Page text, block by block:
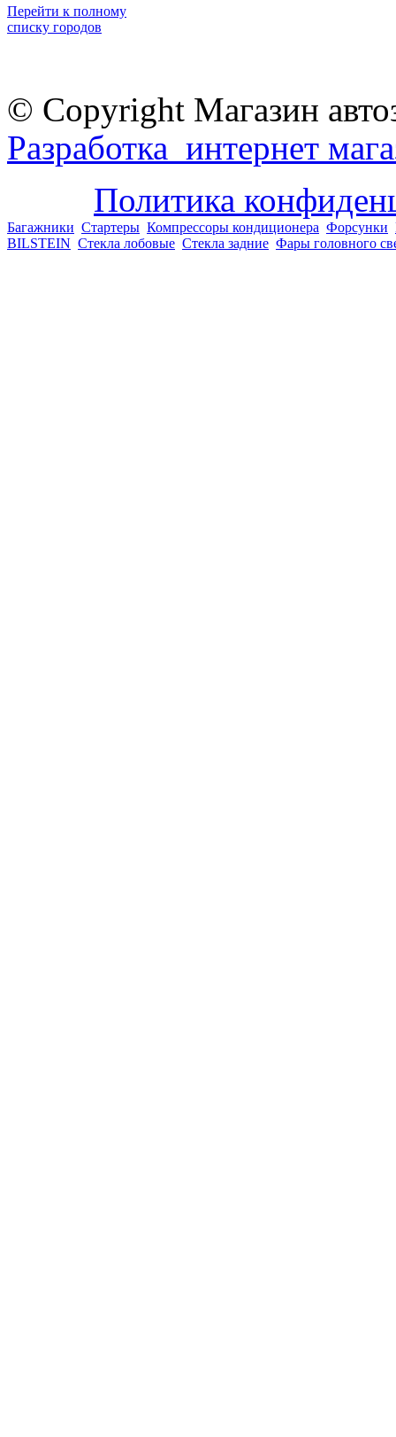
Перейти к полному
списку городов
© Copyright Магазин
Разработка интернет
Политика
Багажники Стартеры Компрессоры кондиционера Форсунки
BILSTEIN Стекла лобовые Стекла задние Фары головного